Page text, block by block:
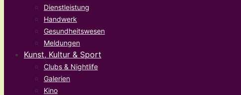
Dienstleistung
Handwerk
Gesundheitswesen
Meldungen
Kunst, Kultur & Sport
Clubs & Nightlife
Galerien
Kino